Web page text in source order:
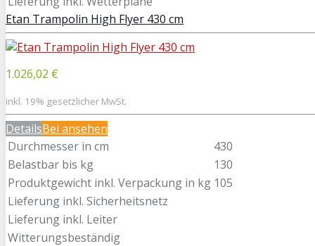
Etan Trampolin High Flyer 430 cm
1.026,02 €
inkl. 19% gesetzlicher MwSt.
DetailsBei ansehen
Durchmesser in cm
430
Belastbar bis kg
130
Produktgewicht inkl. Verpackung in kg 105
Lieferung inkl. Sicherheitsnetz
Lieferung inkl. Leiter
Witterungsbeständig